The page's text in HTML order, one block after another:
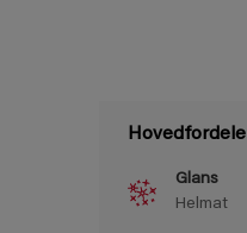
Hovedfordele
Glans
Helmat